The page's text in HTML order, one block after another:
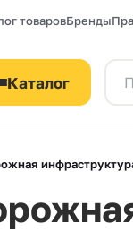
товаровБренды
Каталог